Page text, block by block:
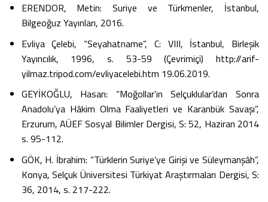
ERENDOR, Metin: Suriye ve Türkmenler, İstanbul,
Bilgeoğuz Yayınları, 2016.
Evliya Çelebi, “Seyahatname”, C: VIII, İstanbul, Birleşik
Yayıncılık, 1996, s. 53-59 (Çevrimiçi) http://arif-
yilmaz.tripod.com/evliyacelebi.htm 19.06.2019.
GEYİKOĞLU, Hasan: “Moğollar’ın Selçuklular’dan Sonra
Anadolu’ya Hâkim Olma Faaliyetleri ve Karanbük Savaşı”,
Erzurum, AÜEF Sosyal Bilimler Dergisi, S: 52, Haziran 2014
s. 95-112.
GÖK, H. İbrahim: “Türklerin Suriye’ye Girişi ve Süleymanşâh”,
Konya, Selçuk Üniversitesi Türkiyat Araştırmaları Dergisi, S:
36, 2014, s. 217-222.